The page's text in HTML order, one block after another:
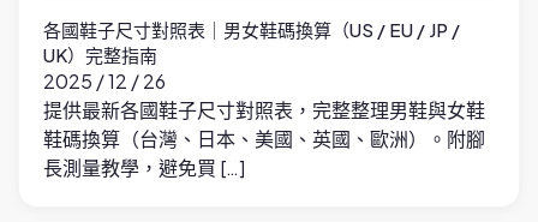
各國鞋子尺寸對照表｜男女鞋碼換算（US / EU / JP /
UK）完整指南
2025 / 12 / 26
提供最新各國鞋子尺寸對照表，完整整理男鞋與女鞋
鞋碼換算（台灣、日本、美國、英國、歐洲）。附腳
長測量教學，避免買 […]